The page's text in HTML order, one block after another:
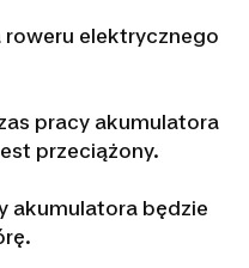
elektrycznego
pracy akumulatora
przeciążony.
akumulatora będzie